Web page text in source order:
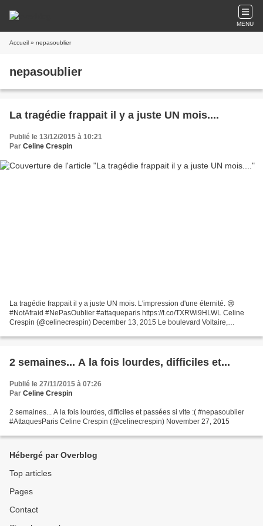
MENU
Accueil » nepasoublier
nepasoublier
La tragédie frappait il y a juste UN mois....
Publié le 13/12/2015 à 10:21
Par Celine Crespin
La tragédie frappait il y a juste UN mois. L'impression d'une éternité. 😢
#NotAfraid #NePasOublier #attaqueparis https://t.co/TXRWi9HLWL Celine
Crespin (@celinecrespin) December 13, 2015 Le boulevard Voltaire,
2 semaines... A la fois lourdes, difficiles et...
Publié le 27/11/2015 à 07:26
Par Celine Crespin
2 semaines... A la fois lourdes, difficiles et passées si vite :( #nepasoublier
#AttaquesParis Celine Crespin (@celinecrespin) November 27, 2015
Hébergé par Overblog
Top articles
Pages
Contact